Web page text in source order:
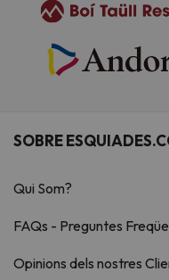
SOBRE
Qui Som?
FAQs - Preguntes
Opinions dels nostres